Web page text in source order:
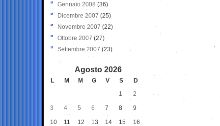
Gennaio 2008 (36)
Dicembre 2007 (25)
Novembre 2007 (22)
Ottobre 2007 (27)
Settembre 2007 (23)
Agosto 2026
L M M G V S
D
1
2
3 4 5 6 7 8 9
10 11 12 13 14 15 16